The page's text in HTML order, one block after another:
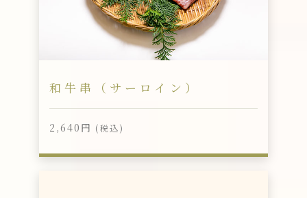
和牛串（サーロイン）
2,640円 (税込)